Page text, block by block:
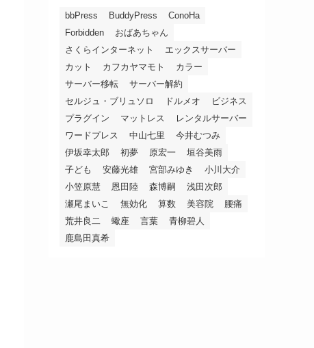
bbPress BuddyPress
ConoHa
Forbidden
おばあちゃん
さくらインターネット
エックスサーバー
カット
カフカヤマモト
カラー
サーバー移転
サーバー解約
セルジュ・ブリュソロ
ドルメオ
ビジネス
プラグイン
マットレス
レンタルサーバー
ワードプレス
中山七里
今井むつみ
伊坂幸太郎
初夢 原宏一
垣谷美雨
子ども
安藤光雄 宮部みゆき
小川大介
小笠原慧
恩田陸 森博嗣
浅田次郎
瀬尾まいこ
無効化 算数 美容院
腰痛
荒井良二
蠍座 言葉
青柳碧人
鹿島田真希